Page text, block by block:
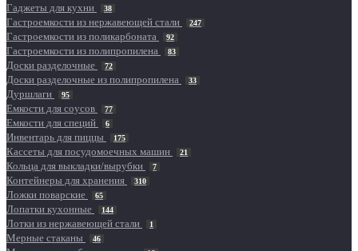
Гаджеты для кухни 38
Гастроемкости из нержавеющей стали 247
Гастроемкости из поликарбоната 92
Гастроемкости из полипропилена 83
Доски разделочные 72
Доски разделочные из полипропилена 33
Дуршлаги 95
Емкости для соусов 77
Емкости для специй 6
Инвентарь для пиццы 175
Кассеты для посудомоечных машин 21
Кольца для выкладки/вырубки 7
Контейнеры для хранения 310
Ложки поварские 65
Лопатки кухонные 144
Лотки из нержавеющей стали 1
Мерные стаканы 46